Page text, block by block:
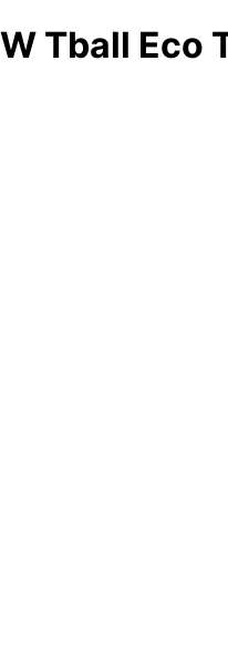
W Tball Eco